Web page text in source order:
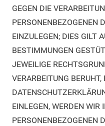
GEGEN DIE
PERSONENBEZOGENEN
EINZULEGEN; DIES GILT
BESTIMMUNGEN
JEWEILIGE
VERARBEITUNG
EINLEGEN, WERDEN WIR
PERSONENBEZOGENEN